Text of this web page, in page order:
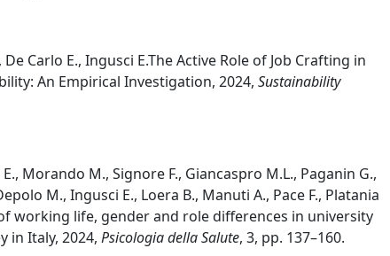
Carlo E., Ingusci E.The Active Role of Job Crafting in
An Empirical Investigation, 2024, Sustainability
Morando M., Signore F., Giancaspro M.L., Paganin G.,
M., Ingusci E., Loera B., Manuti A., Pace F., Platania
working life, gender and role differences in university
in Italy, 2024, Psicologia della Salute, 3, pp. 137–160.